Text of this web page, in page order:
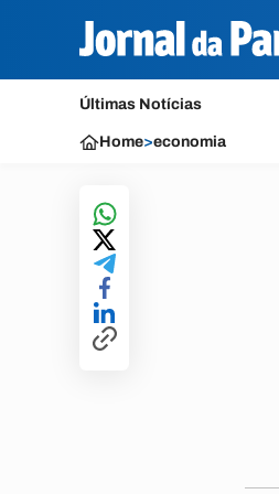
Últimas Notícias
Home>economia